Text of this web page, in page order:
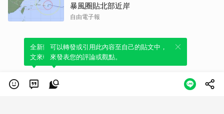
暴風圈貼北部近岸
自由電子報
全新體驗！一鍵引用此內容，透過發布貼
文來輕鬆表達個人立場。
可以轉發或引用此內容至自己的貼文中，
來發表您的評論或觀點。